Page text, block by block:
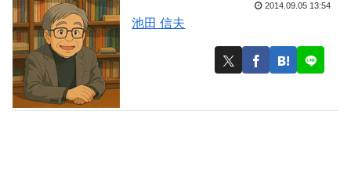
池田 信夫
2014.09.05 13:54